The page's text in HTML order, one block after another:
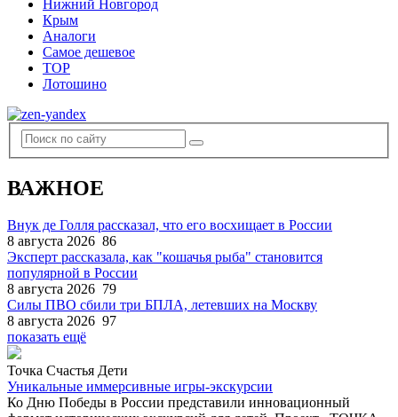
Нижний Новгород
Крым
Аналоги
Самое дешевое
TOP
Лотошино
ВАЖНОЕ
Внук де Голля рассказал, что его восхищает в России
8 августа 2026 86
Эксперт рассказала, как "кошачья рыба" становится
популярной в России
8 августа 2026 79
Силы ПВО сбили три БПЛА, летевших на Москву
8 августа 2026 97
показать ещё
Точка Счастья Дети
Уникальные иммерсивные игры-экскурсии
Ко Дню Победы в России представили инновационный